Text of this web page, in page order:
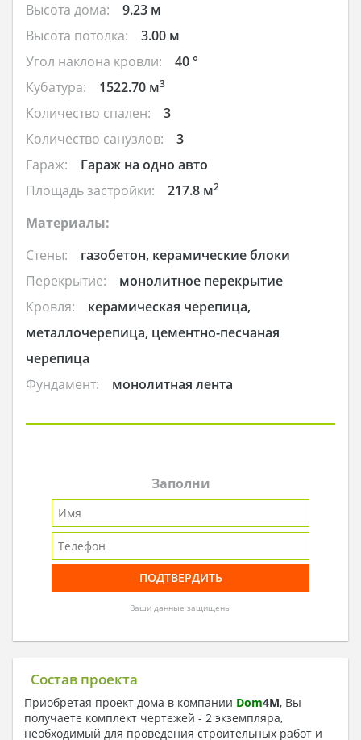
Высота дома:
9.23 м
Высота потолка:
3.00 м
Угол наклона кровли:
40 °
Кубатура:
1522.70 м3
Количество спален:
3
Количество санузлов:
3
Гараж:
Гараж на одно авто
Площадь застройки:
217.8 м2
Материалы:
Стены:
газобетон, керамические блоки
Перекрытие:
монолитное перекрытие
Кровля:
керамическая черепица,
металлочерепица, цементно-песчаная
черепица
Фундамент:
монолитная лента
Заполни
Ваши данные защищены
Состав проекта
Приобретая проект дома в компании Dom4M, Вы
получаете комплект чертежей - 2 экземпляра,
необходимый для проведения строительных работ и